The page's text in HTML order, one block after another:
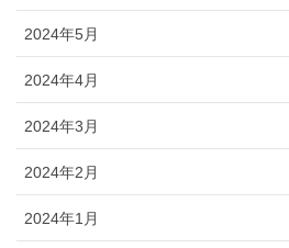
2024年5月
2024年4月
2024年3月
2024年2月
2024年1月